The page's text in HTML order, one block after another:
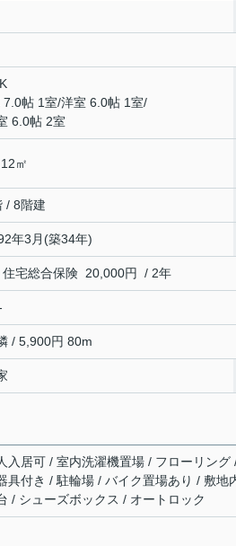
7.0帖 1室/洋室 6.0帖 1室/
6.0帖 2室
㎡
/ 8階建
年3月(築34年)
宅総合保険 20,000円 / 2年
/ 5,900円 80m
入居可 / 室内洗濯機置場 / フローリン
具付き / 駐輪場 / バイク置場あり / 敷
/ シューズボックス / オートロック